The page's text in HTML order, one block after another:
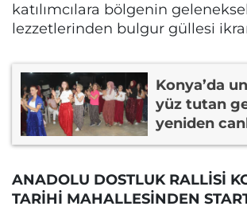
katılımcılara bölgenin geleneksel
lezzetlerinden bulgur güllesi
Konya’da
yüz tutan
yeniden
ANADOLU DOSTLUK RALLİSİ
TARİHİ MAHALLESİNDEN